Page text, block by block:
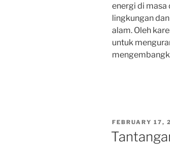
energi di masa
lingkungan
alam. Oleh
untuk
POSTED
FEBRUARY 17,